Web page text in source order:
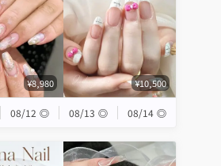
¥8,980 ¥10,500
08/12 ◎ 08/13 ◎ 08/14 ◎